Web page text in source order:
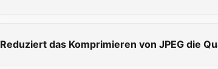
Reduziert das Komprimieren von JPEG die